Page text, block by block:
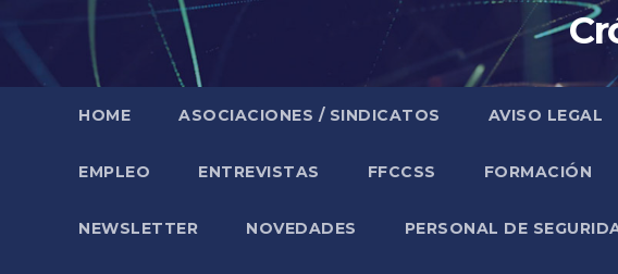
HOME ASOCIACIONES / SINDICATOS AVISO LEGAL
EMPLEO ENTREVISTAS FFCCSS FORMACIÓN
NEWSLETTER NOVEDADES PERSONAL DE